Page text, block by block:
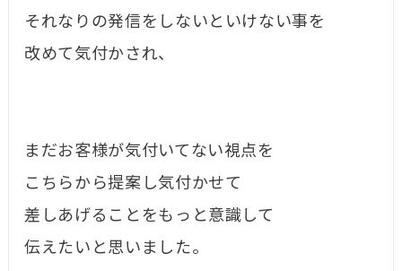
それなりの発信をしないといけない事を
改めて気付かされ、
まだお客様が気付いてない視点を
こちらから提案し気付かせて
差しあげることをもっと意識して
伝えたいと思いました。